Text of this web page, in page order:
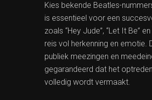
Kies bekende Beatles-
is essentieel voor een
zoals “Hey Jude”, “Let It Be”
reis vol herkenning en emotie.
publiek meezingen en
gegarandeerd dat het
volledig wordt vermaakt.